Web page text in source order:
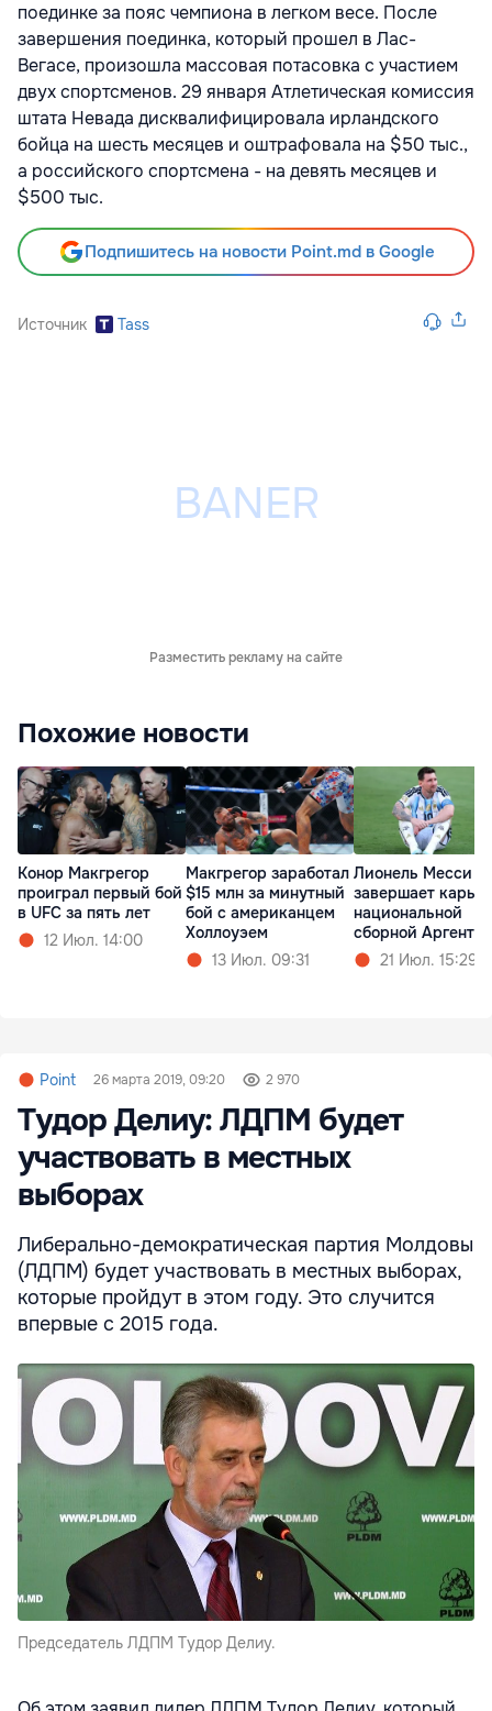
поединке за пояс чемпиона в легком весе. После
завершения поединка, который прошел в Лас-
Вегасе, произошла массовая потасовка с участием
двух спортсменов. 29 января Атлетическая комиссия
штата Невада дисквалифицировала ирландского
бойца на шесть месяцев и оштрафовала на $50 тыс.,
а российского спортсмена - на девять месяцев и
$500 тыс.
Подпишитесь на новости Point.md в Google
Источник Tass
Разместить рекламу на сайте
Похожие новости
Конор Макгрегор
проиграл первый бой
в UFC за пять лет
12 Июл. 14:00
Макгрегор заработал
$15 млн за минутный
бой с американцем
Холлоуэем
13 Июл. 09:31
Лионель Месси
завершает
национальной
сборной
21 Июл. 15:29
Point 26 марта 2019, 09:20 2 970
Тудор Делиу: ЛДПМ будет
участвовать в местных
выборах
Либерально-демократическая партия Молдовы
(ЛДПМ) будет участвовать в местных выборах,
которые пройдут в этом году. Это случится
впервые с 2015 года.
Председатель ЛДПМ Тудор Делиу.